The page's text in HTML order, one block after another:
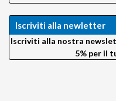
Iscriviti alla newletter
Iscriviti alla nostra
5% per il